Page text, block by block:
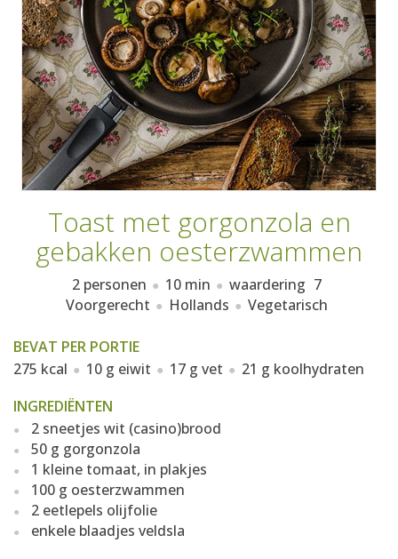
KOOKBOEKEN
Toast met gorgonzola en
gebakken oesterzwammen
2 personen 10 min waardering 7
Voorgerecht
Hollands Vegetarisch
BEVAT PER PORTIE
275 kcal
10 g eiwit 17 g vet
21 g koolhydraten
INGREDIËNTEN
2 sneetjes wit (casino)brood
50 g gorgonzola
1 kleine tomaat, in plakjes
100 g oesterzwammen
2 eetlepels olijfolie
enkele blaadjes veldsla